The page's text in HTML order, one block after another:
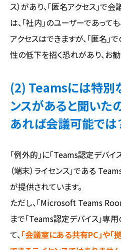
ス）があり、「匿名アクセス」で
は、「社内」のユーザーであって
アクセスはできますが、「匿名」
性の低下を招く恐れがあり、お
(2) Teamsには特別
ンスがあると聞いた
あれば会議可能では
「例外的」に「Teams認定デバイ
（端末）ライセンス」である
が提供されています。
ただし、「Microsoft Teams
まで「Teams認定デバイス」専
て、 「会議室にある共有PC」や